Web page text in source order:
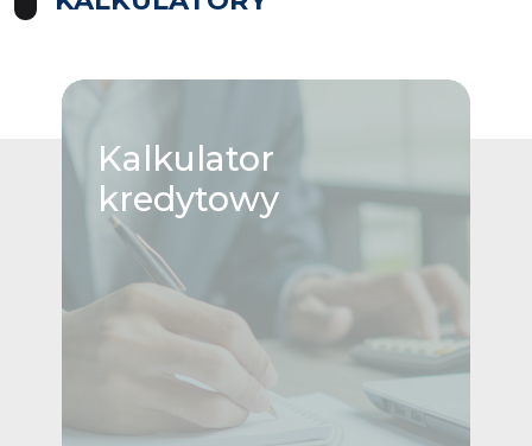
Kalkulator
kredytowy